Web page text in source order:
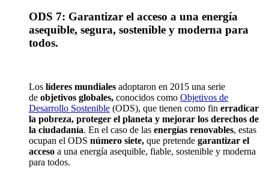
ODS 7: Garantizar el acceso a una energía
asequible, segura, sostenible y moderna para
todos.
Los líderes mundiales adoptaron en 2015 una serie
de objetivos globales, conocidos como Objetivos de
Desarrollo Sostenible (ODS), que tienen como fin erradicar
la pobreza, proteger el planeta y mejorar los derechos de
la ciudadanía. En el caso de las energías renovables, estas
ocupan el ODS número siete, que pretende garantizar el
acceso a una energía asequible, fiable, sostenible y moderna
para todos.